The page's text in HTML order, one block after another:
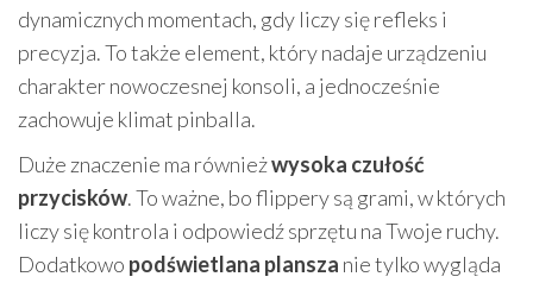
dynamicznych momentach, gdy liczy się refleks i
precyzja. To także element, który nadaje urządzeniu
charakter nowoczesnej konsoli, a jednocześnie
zachowuje klimat pinballa.
Duże znaczenie ma równieżwysoka czułość
przycisków. To ważne, bo flippery są grami, w których
liczy się kontrola i odpowiedź sprzętu na Twoje ruchy.
Dodatkowo podświetlana plansza nie tylko wygląda